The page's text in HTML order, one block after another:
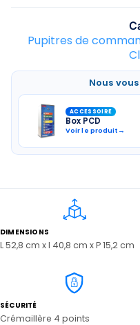
Pupitres de
Nous
ACCESSOIRE
Box PCD
Voir le produit →
DIMENSIONS
L 52,8 cm x l 40,8 cm x P 15,2 cm
SÉCURITÉ
Crémaillère 4 points